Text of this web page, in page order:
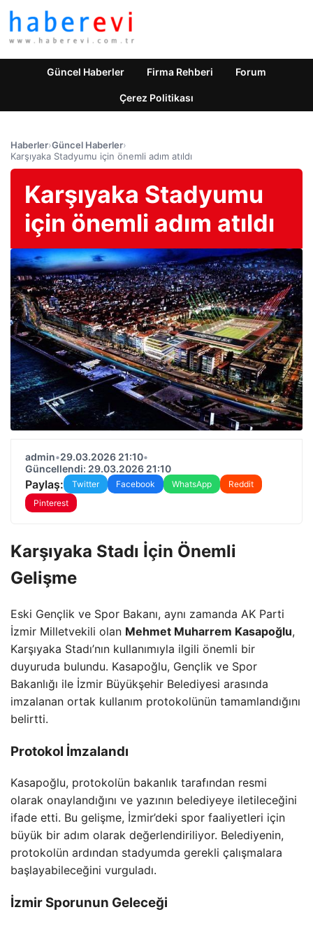
Güncel Haberler Firma Rehberi Forum
Çerez Politikası
Haberler›Güncel Haberler›
Karşıyaka Stadyumu için önemli adım atıldı
Karşıyaka Stadyumu
için önemli adım atıldı
admin•29.03.2026 21:10•
Güncellendi: 29.03.2026 21:10
Paylaş: Twitter Facebook WhatsApp
Reddit
Pinterest
Karşıyaka Stadı İçin Önemli
Gelişme
Eski Gençlik ve Spor Bakanı, aynı zamanda AK Parti
İzmir Milletvekili olan Mehmet Muharrem Kasapoğlu,
Karşıyaka Stadı’nın kullanımıyla ilgili önemli bir
duyuruda bulundu. Kasapoğlu, Gençlik ve Spor
Bakanlığı ile İzmir Büyükşehir Belediyesi arasında
imzalanan ortak kullanım protokolünün tamamlandığını
belirtti.
Protokol İmzalandı
Kasapoğlu, protokolün bakanlık tarafından resmi
olarak onaylandığını ve yazının belediyeye iletileceğini
ifade etti. Bu gelişme, İzmir’deki spor faaliyetleri için
büyük bir adım olarak değerlendiriliyor. Belediyenin,
protokolün ardından stadyumda gerekli çalışmalara
başlayabileceğini vurguladı.
İzmir Sporunun Geleceği